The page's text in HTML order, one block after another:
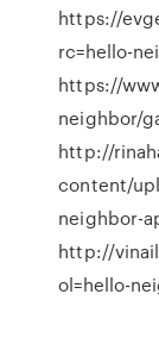
https://
rc=hello-
https://
neighbor/
http://
content/
neighbor-
http://
ol=hello-